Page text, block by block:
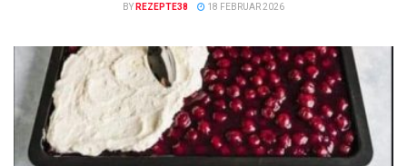
BY REZEPTE38 18 FEBRUAR 2026